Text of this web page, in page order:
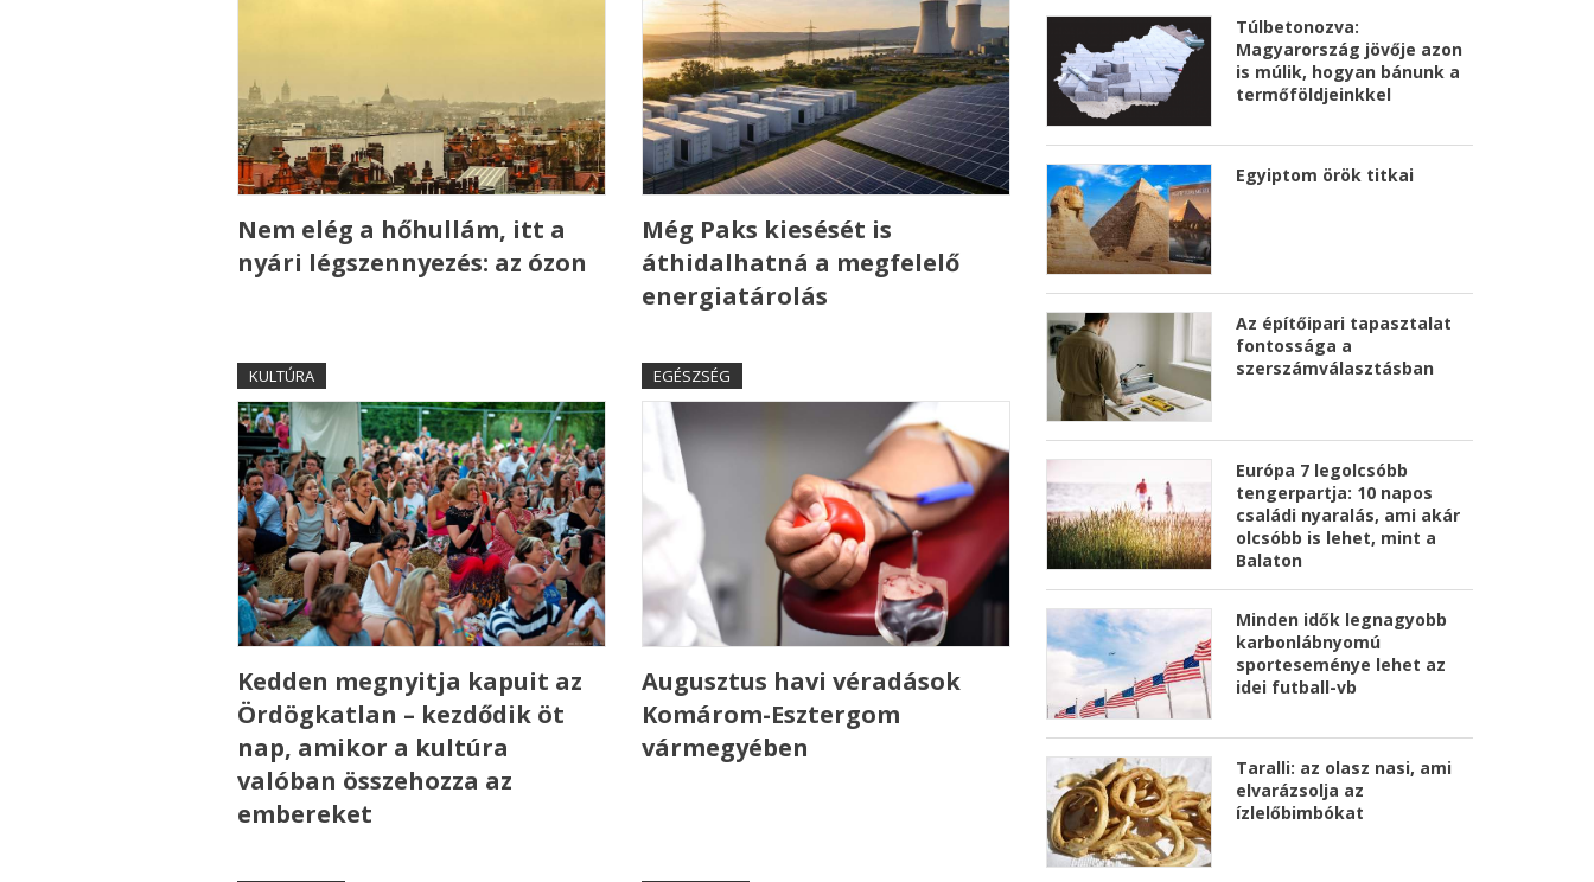
Nem elég a hőhullám, itt a
nyári légszennyezés: az ózon
Még Paks kiesését is
áthidalhatná a megfelelő
energiatárolás
KULTÚRA
Kedden megnyitja kapuit az
Ördögkatlan – kezdődik öt
nap, amikor a kultúra
valóban összehozza az
embereket
EGÉSZSÉG
Augusztus havi véradások
Komárom-Esztergom
vármegyében
Túlbetonozva:
Magyarország jövője azon
is múlik, hogyan bánunk a
termőföldjeinkkel
Egyiptom örök titkai
Az építőipari tapasztalat
fontossága a
szerszámválasztásban
Európa 7 legolcsóbb
tengerpartja: 10 napos
családi nyaralás, ami akár
olcsóbb is lehet, mint a
Balaton
Minden idők legnagyobb
karbonlábnyomú
sporteseménye lehet az
idei futball-vb
Taralli: az olasz nasi, ami
elvarázsolja az
ízlelőbimbókat